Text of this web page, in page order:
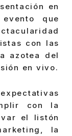
en
que
con las
azotea del
en vivo.
con la
el listón
la